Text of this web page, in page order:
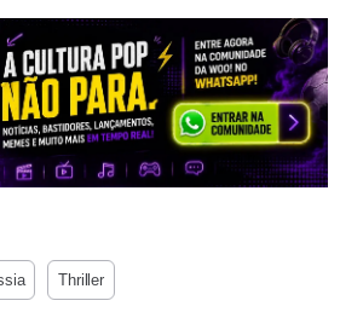
Thriller